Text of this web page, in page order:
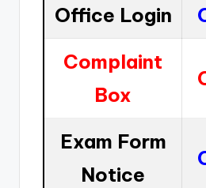
Office Login
Complaint
Box
Exam Form
Notice